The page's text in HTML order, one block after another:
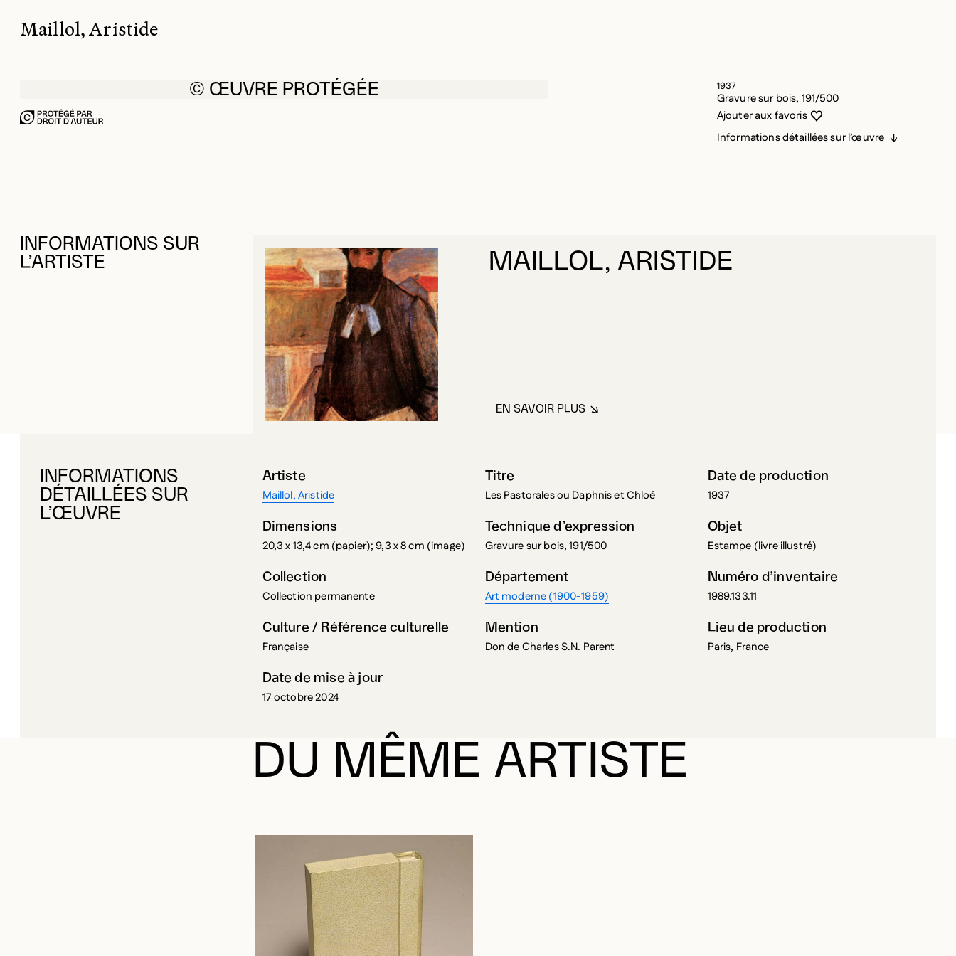
Maillol, Aristide
© ŒUVRE PROTÉGÉE 1937
Gravure sur bois, 191/500
Vous devez être connecté pour
Fermer la modale
Ouvrir la modale
Ajouter aux favoris
Informations détaillées sur l’œuvre
INFORMATIONS SUR
L’ARTISTE
MAILLOL, ARISTIDE
EN SAVOIR PLUSÀ PROPOS DE MAILLOL, ARISTIDE
INFORMATIONS
DÉTAILLÉES SUR
L’ŒUVRE
Artiste
Maillol, Aristide
Titre
Les Pastorales ou Daphnis et Chloé
Date de production
1937
Dimensions
20,3 x 13,4 cm (papier); 9,3 x 8 cm (image)
Technique d’expression
Gravure sur bois, 191/500
Objet
Estampe (livre illustré)
Collection
Collection permanente
Département
Art moderne (1900-1959)
Numéro d’inventaire
1989.133.11
Culture / Référence culturelle
Française
Mention
Don de Charles S.N. Parent
Lieu de production
Paris, France
Date de mise à jour
17 octobre 2024
DU MÊME ARTISTE